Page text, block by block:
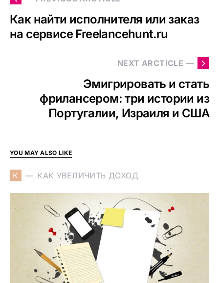
Как найти исполнителя или заказ
на сервисе Freelancehunt.ru
NEXT ARCTICLE —
Эмигрировать и стать
фрилансером: три истории из
Португалии, Израиля и США
YOU MAY ALSO LIKE
К КАК УВЕЛИЧИТЬ ДОХОД